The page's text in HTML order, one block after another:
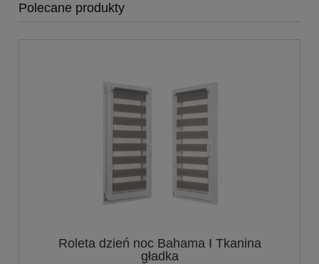
Polecane produkty
Roleta dzień noc Bahama I Tkanina
gładka